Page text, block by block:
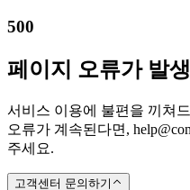
500
페이지 오류가 발
서비스 이용에 불편을 끼쳐
오류가 계속된다면,
주세요.
고객센터 문의하기